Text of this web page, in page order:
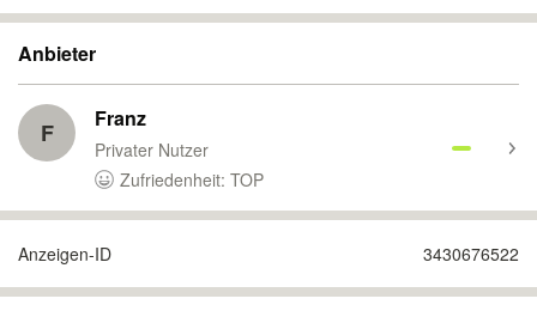
Anbieter
F Franz
Privater Nutzer
Zufriedenheit: TOP
Anzeigen-ID 3430676522